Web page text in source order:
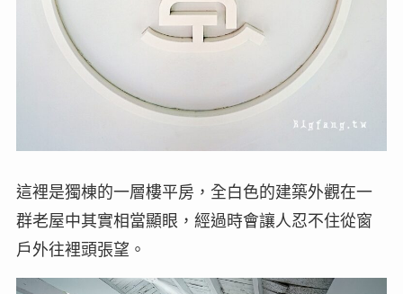
這裡是獨棟的一層樓平房，全白色的建築外觀在一
群老屋中其實相當顯眼，經過時會讓人忍不住從窗
戶外往裡頭張望。